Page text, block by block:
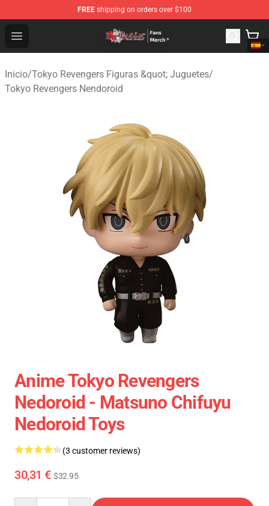
FREE shipping on orders over $100
Open menu
Tokyo Revengers Store - Official Tokyo Revengers
Inicio/Tokyo Revengers Figuras &quot; Juguetes/
Tokyo Revengers Nendoroid
Anime Tokyo Revengers
Nedoroid - Matsuno Chifuyu
Nedoroid Toys
(3 customer reviews)
30,31 € $32.95